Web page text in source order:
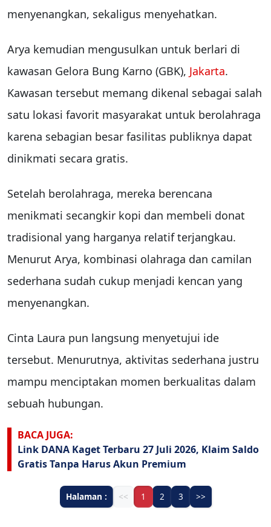
menyenangkan, sekaligus menyehatkan.
Arya kemudian mengusulkan untuk berlari di
kawasan Gelora Bung Karno (GBK), Jakarta.
Kawasan tersebut memang dikenal sebagai salah
satu lokasi favorit masyarakat untuk berolahraga
karena sebagian besar fasilitas publiknya dapat
dinikmati secara gratis.
Setelah berolahraga, mereka berencana
menikmati secangkir kopi dan membeli donat
tradisional yang harganya relatif terjangkau.
Menurut Arya, kombinasi olahraga dan camilan
sederhana sudah cukup menjadi kencan yang
menyenangkan.
Cinta Laura pun langsung menyetujui ide
tersebut. Menurutnya, aktivitas sederhana justru
mampu menciptakan momen berkualitas dalam
sebuah hubungan.
BACA JUGA:
Link DANA Kaget Terbaru 27 Juli 2026, Klaim Saldo
Gratis Tanpa Harus Akun Premium
Halaman : << 1 2 3 >>